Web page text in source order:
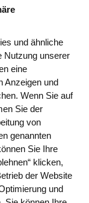
und ähnliche
Nutzung unserer
eine
Anzeigen und
Wenn Sie auf
Sie der
von
genannten
Sie Ihre
klicken,
der Website
und